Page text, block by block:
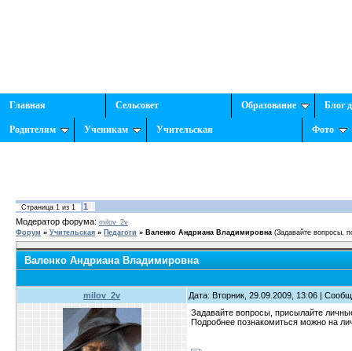
Главная Сельсовет Образование Блог
Родителям Ученикам Учительская Фото
Страница 1 из 1
1
Модератор форума: milov_2v
Форум » Учительская » Педагоги » Валенко Андриана Владимировна (Задавайте вопросы,
Валенко Андриана Владимировна
milov_2v Дата: Вторник, 29.09.2009, 13:06 |
Задавайте вопросы, присылайте
Подробнее познакомиться можно на